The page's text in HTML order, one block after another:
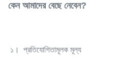
কেন আমাদের বেছে নেবেন?
১। প্রতিযোগিতামূলক মূল্য